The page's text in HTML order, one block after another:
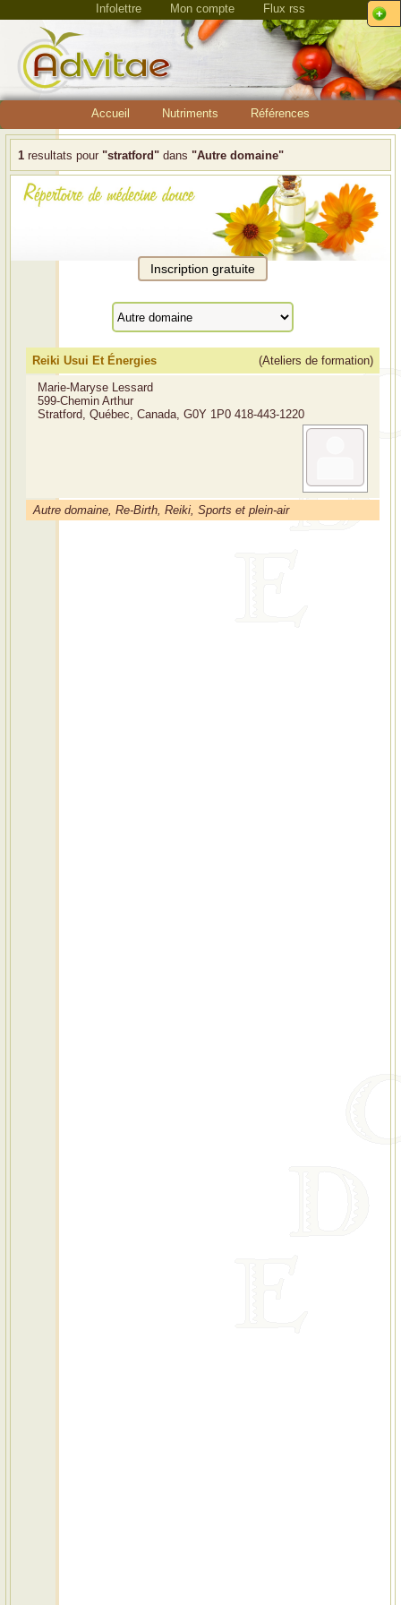
Infolettre Mon compte Flux rss
Accueil Nutriments Références
1 resultats pour "stratford" dans "Autre domaine"
Reiki Usui Et Énergies
(Ateliers de formation)
Marie-Maryse Lessard
599-Chemin Arthur
Stratford, Québec, Canada, G0Y 1P0 418-443-1220
Autre domaine, Re-Birth, Reiki, Sports et plein-air